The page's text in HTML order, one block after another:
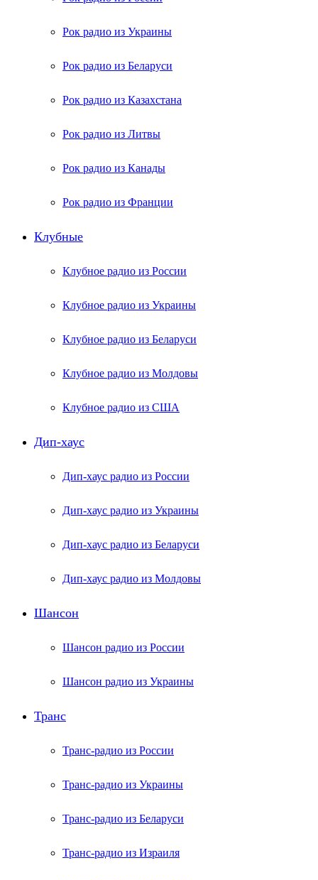
Рок радио из Украины
Рок радио из Беларуси
Рок радио из Казахстана
Рок радио из Литвы
Рок радио из Канады
Рок радио из Франции
Клубные
Клубное радио из России
Клубное радио из Украины
Клубное радио из Беларуси
Клубное радио из Молдовы
Клубное радио из США
Дип-хаус
Дип-хаус радио из России
Дип-хаус радио из Украины
Дип-хаус радио из Беларуси
Дип-хаус радио из Молдовы
Шансон
Шансон радио из России
Шансон радио из Украины
Транс
Транс-радио из России
Транс-радио из Украины
Транс-радио из Беларуси
Транс-радио из Израиля